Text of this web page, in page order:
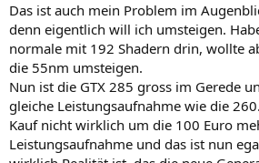
Das ist auch mein Problem im
denn eigentlich will ich umsteigen.
normale mit 192 Shadern drin, wollte
die 55nm umsteigen.
Nun ist die GTX 285 gross im Gerede
gleiche Leistungsaufnahme wie die
Kauf nicht wirklich um die 100 Euro
Leistungsaufnahme und das ist nun